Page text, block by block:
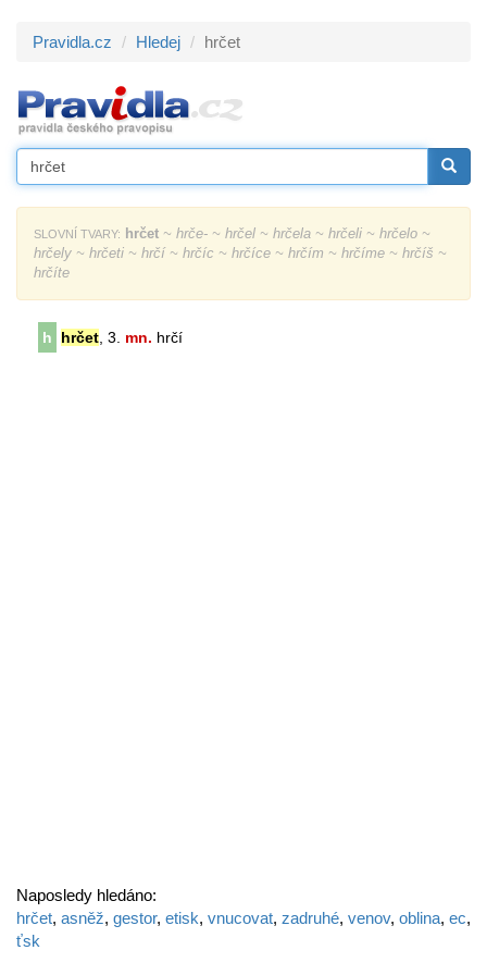
Pravidla.cz Hledej hrčet
SLOVNÍ TVARY: hrčet ~ hrče- ~ hrčel ~ hrčela ~ hrčeli ~ hrčelo ~
hrčely ~ hrčeti ~ hrčí ~ hrčíc ~ hrčíce ~ hrčím ~ hrčíme ~ hrčíš ~
hrčíte
h hrčet , 3. mn. hrčí
Naposledy hledáno:
hrčet, asněž, gestor, etisk, vnucovat, zadruhé, venov, oblina, ec,
ťsk